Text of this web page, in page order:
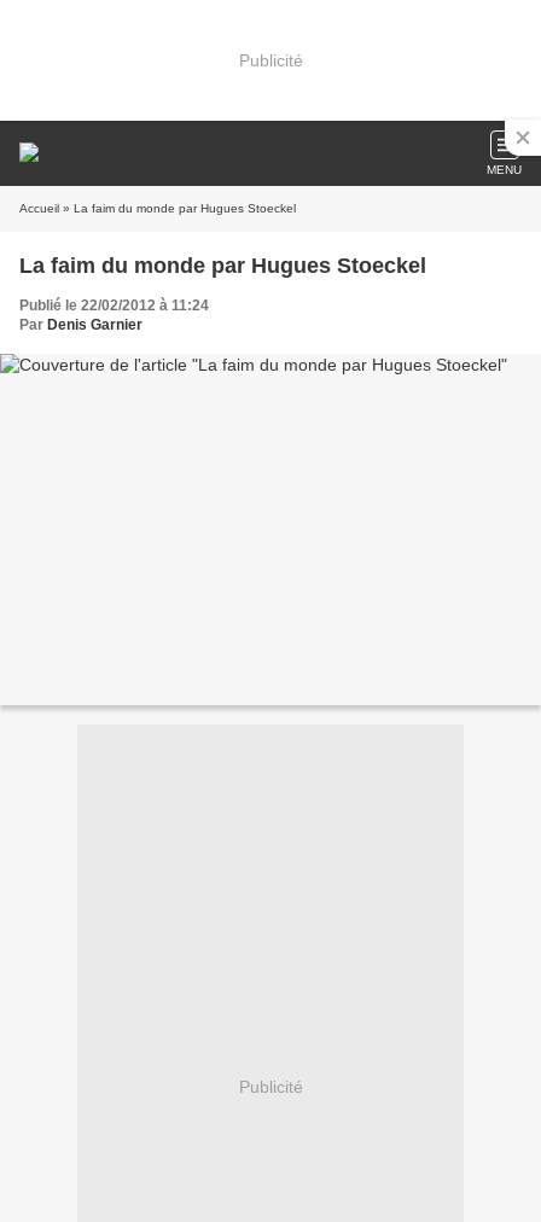
Publicité
MENU
Accueil » La faim du monde par Hugues Stoeckel
La faim du monde par Hugues Stoeckel
Publié le 22/02/2012 à 11:24
Par Denis Garnier
Publicité